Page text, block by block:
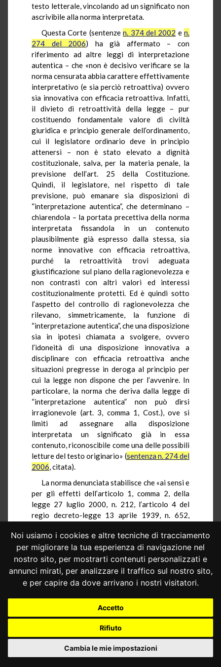
Noi usiamo i cookies e altre tecniche di tracciamento
per migliorare la tua esperienza di navigazione nel
nostro sito, per mostrarti contenuti personalizzati e
annunci mirati, per analizzare il traffico sul nostro sito,
e per capire da dove arrivano i nostri visitatori.
Accetto
Rifiuto
Cambia le mie impostazioni
testo letterale, vincolando ad un significato non
ascrivibile alla norma interpretata.
Questa Corte (sentenzen. 374 del 2002 e n.
274 del 2006) ha già affermato – con
riferimento ad altre leggi di interpretazione
autentica – che «non è decisivo verificare se la
norma censurata abbia carattere effettivamente
interpretativo (e sia perciò retroattiva) ovvero
sia innovativa con efficacia retroattiva. Infatti,
il divieto di retroattività della legge – pur
costituendo fondamentale valore di civiltà
giuridica e principio generale dell’ordinamento,
cui il legislatore ordinario deve in principio
attenersi – non è stato elevato a dignità
costituzionale, salva, per la materia penale, la
previsione dell’art. 25 della Costituzione.
Quindi, il legislatore, nel rispetto di tale
previsione, può emanare sia disposizioni di
“interpretazione autentica”, che determinano –
chiarendola – la portata precettiva della norma
interpretata fissandola in un contenuto
plausibilmente già espresso dalla stessa, sia
norme innovative con efficacia retroattiva,
purché la retroattività trovi adeguata
giustificazione sul piano della ragionevolezza e
non contrasti con altri valori ed interessi
costituzionalmente protetti. Ed è quindi sotto
l’aspetto del controllo di ragionevolezza che
rilevano, simmetricamente, la funzione di
“interpretazione autentica”, che una disposizione
sia in ipotesi chiamata a svolgere, ovvero
l’idoneità di una disposizione innovativa a
disciplinare con efficacia retroattiva anche
situazioni pregresse in deroga al principio per
cui la legge non dispone che per l’avvenire. In
particolare, la norma che deriva dalla legge di
“interpretazione autentica” non può dirsi
irragionevole (art. 3, comma 1, Cost.), ove si
limiti ad assegnare alla disposizione
interpretata un significato già in essa
contenuto, riconoscibile come una delle possibili
letture del testo originario» (sentenza n. 274 del
2006, citata).
La norma denunciata stabilisce che «ai sensi e
per gli effetti dell’articolo 1, comma 2, della
legge 27 luglio 2000, n. 212, l’articolo 4 del
regio decreto-legge 13 aprile 1939, n. 652,
agosto 1939, n. 1249, limitatamente alle
centrali elettriche, si interpreta nel senso che i
fabbricati e le costruzioni stabili sono costituiti
dal suolo e dalle parti ad esso strutturalmente
connesse, anche in via transitoria, cui possono
bene complesso. Pertanto, concorrono alla
determinazione della rendita catastale, ai sensi
gli elementi costitutivi degli opifici e degli altri
immobili costruiti per le speciali esigenze